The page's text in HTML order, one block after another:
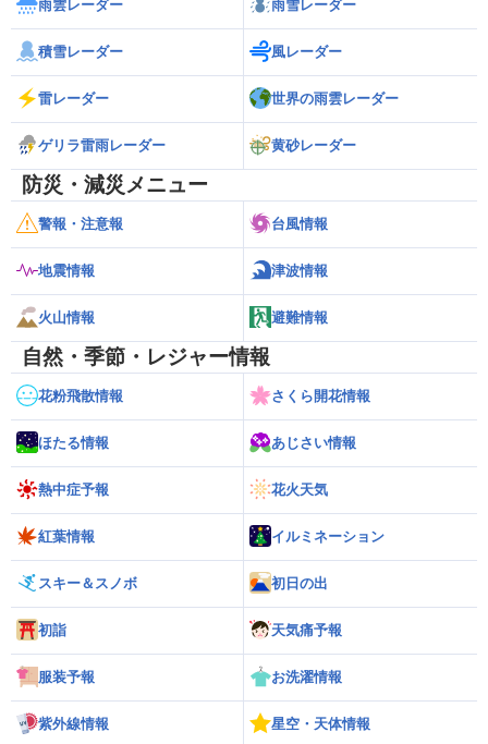
雨雲レーダー 雨雪レーダー
積雪レーダー 風レーダー
雷レーダー 世界の雨雲レーダー
ゲリラ雷雨レーダー 黄砂レーダー
防災・減災メニュー
警報・注意報 台風情報
地震情報 津波情報
火山情報 避難情報
自然・季節・レジャー情報
花粉飛散情報 さくら開花情報
ほたる情報 あじさい情報
熱中症予報 花火天気
紅葉情報 イルミネーション
スキー＆スノボ 初日の出
初詣 天気痛予報
服装予報 お洗濯情報
紫外線情報 星空・天体情報